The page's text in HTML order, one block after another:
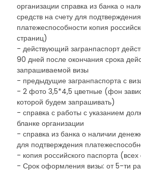
организации справка из банка о
средств на счету для подтверждения
платежеспособности копия
страниц)
- действующий загранпаспорт
90 дней после окончания срока
запрашиваемой визы
- предыдущие загранпаспорта с
- 2 фото 3,5*4,5 цветные (фон
которой будем запрашивать)
- справка с работы с указанием
бланке организации
- справка из банка о наличии
для подтверждения
- копия российского паспорта (всех
- Срок оформления визы: от 5-ти